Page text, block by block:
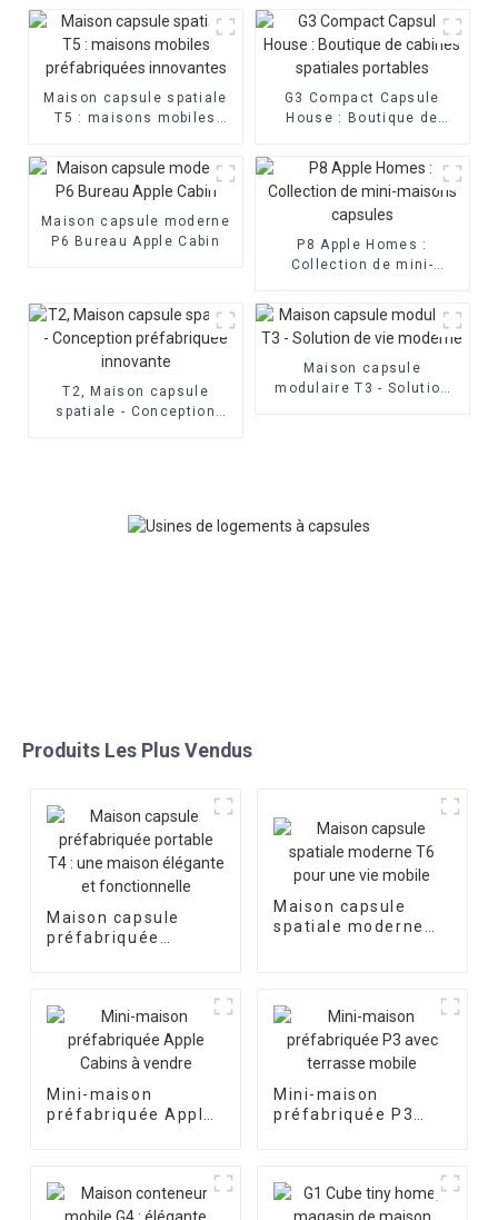
Maison capsule spatiale
T5 : maisons mobiles
G3 Compact Capsule
House : Boutique de
Maison capsule moderne
P6 Bureau Apple Cabin
P8 Apple Homes :
Collection de mini-
T2, Maison capsule
spatiale - Conception
Maison capsule
modulaire T3 - Solution
Produits Les Plus Vendus
Maison capsule
préfabriquée
Maison capsule
spatiale moderne
Mini-maison
préfabriquée Apple
Mini-maison
préfabriquée P3